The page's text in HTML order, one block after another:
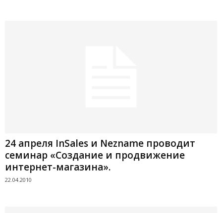
24 апреля InSales и Nezname проводит
семинар «Создание и продвижение
интернет-магазина».
22.04.2010